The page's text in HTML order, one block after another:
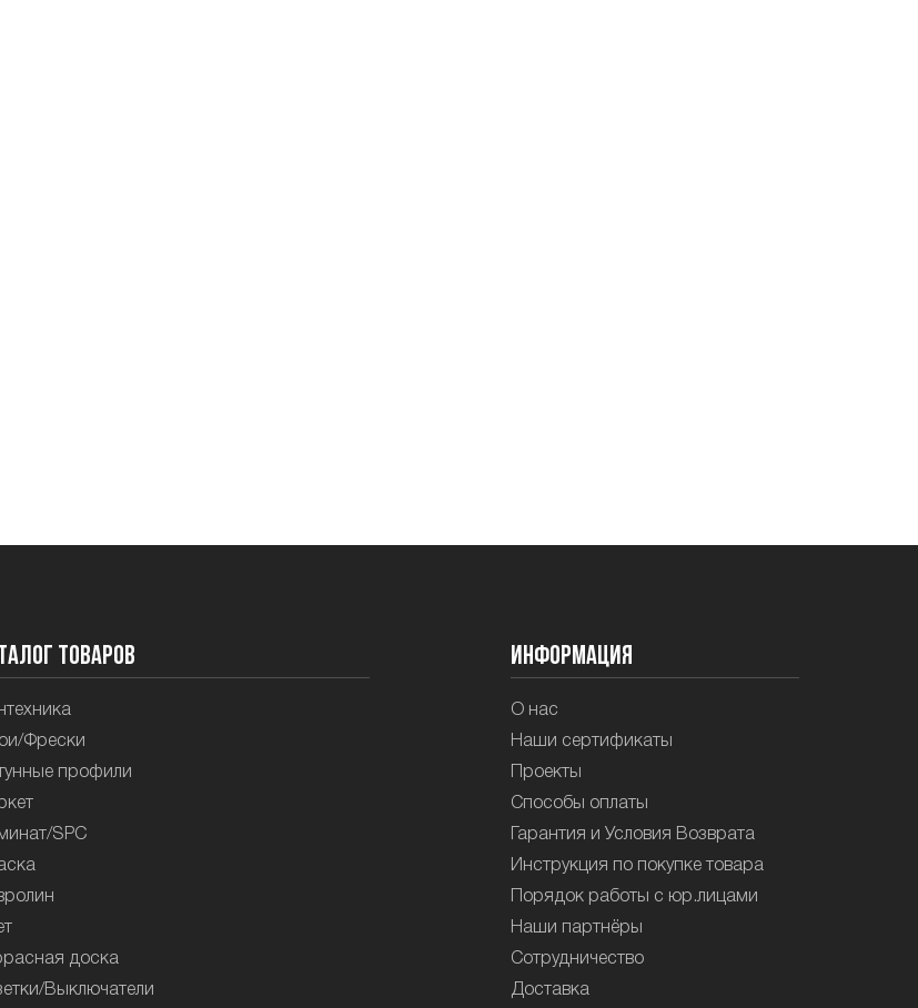
товаров
Фрески
профили
SPC
доска
Выключатели
Информация
О нас
Наши сертификаты
Проекты
Способы оплаты
Гарантия и Условия Возврата
Инструкция по покупке товара
Порядок работы с юр.лицами
Наши партнёры
Сотрудничество
Доставка